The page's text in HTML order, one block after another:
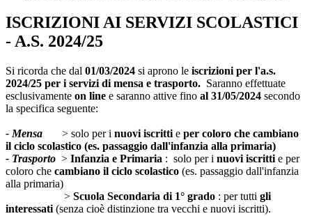
ISCRIZIONI AI SERVIZI SCOLASTICI
- A.S. 2024/25
Si ricorda che dal 01/03/2024 si aprono le iscrizioni per l'a.s.
2024/25 per i servizi di mensa e trasporto. Saranno effettuate
esclusivamente on line e saranno attive fino al 31/05/2024 secondo
la specifica seguente:
- Mensa > solo per i nuovi iscritti e per coloro che cambiano
il ciclo scolastico (es. passaggio dall'infanzia alla primaria)
- Trasporto > Infanzia e Primaria : solo per i nuovi iscritti e per
coloro che cambiano il ciclo scolastico (es. passaggio dall'infanzia
alla primaria)
> Scuola Secondaria di 1° grado : per tutti gli
interessati (senza cioè distinzione tra vecchi e nuovi iscritti).